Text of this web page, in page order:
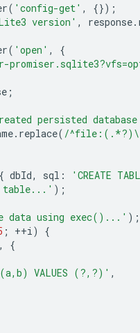
( 'config-get' ,
{});
version' , response.
( 'open' ,
{
;
persisted
. replace( /
{ dbId, sql :
'CREATE
table...' );
data using exec()...' );
; ++i)
{
,
{
VALUES (?,?)' ,